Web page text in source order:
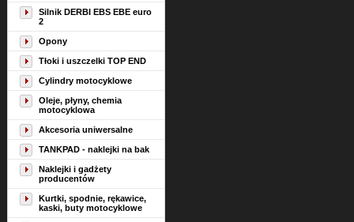
Silnik DERBI EBS EBE euro
2
Opony
Tłoki i uszczelki TOP END
Cylindry motocyklowe
Oleje, płyny, chemia
motocyklowa
Akcesoria uniwersalne
TANKPAD - naklejki na bak
Naklejki i gadżety
producentów
Kurtki, spodnie, rękawice,
kaski, buty motocyklowe